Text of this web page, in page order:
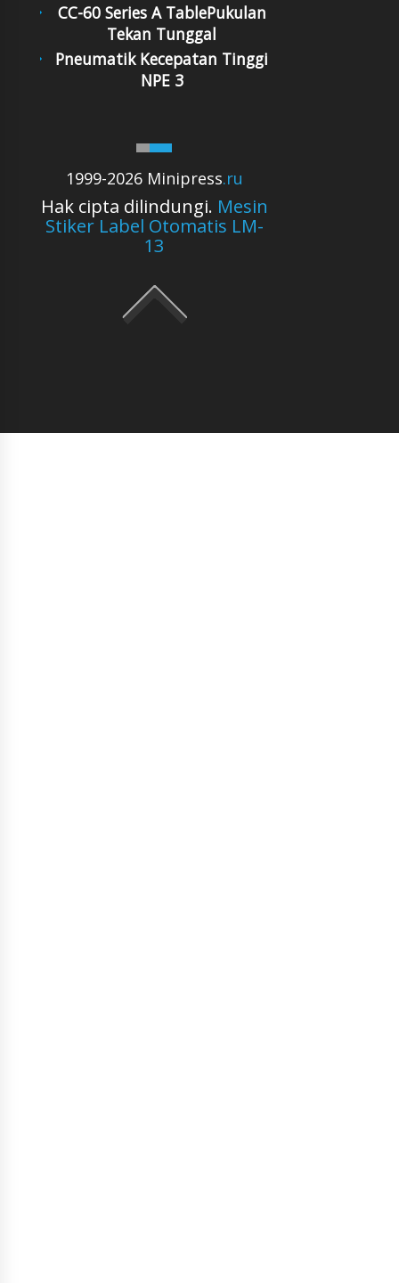
1999-2026 Minipress.ru
Hak cipta dilindungi. Mesin
Stiker Label Otomatis LM-
13
CC-60 Series A TablePukulan
Tekan Tunggal
Pneumatik Kecepatan Tinggi
NPE 3